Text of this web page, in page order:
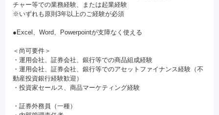
チャー等での業務経験、または起業経験
※いずれも原則3年以上のご経験が必須
●Excel、Word、Powerpointが支障なく使える
＜尚可要件＞
・運用会社、証券会社、銀行等での商品組成経験
・運用会社、証券会社、銀行等でのアセットファイナンス経験（不
動産投資銀行経験歓迎）
・投資家セールス、商品マーケティング経験
・証券外務員（一種）